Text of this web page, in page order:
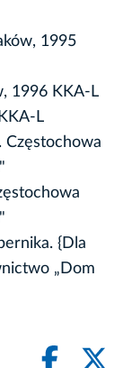
1995
1996 KKA-L
L
Częstochowa
{Dla
„Dom